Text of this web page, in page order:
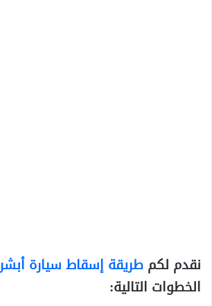
نقدم لكمطريقة إسقاط سيارة أبشر
الخطوات التالية: